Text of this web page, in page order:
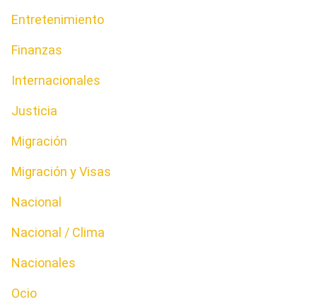
Entretenimiento
Finanzas
Internacionales
Justicia
Migración
Migración y Visas
Nacional
Nacional / Clima
Nacionales
Ocio